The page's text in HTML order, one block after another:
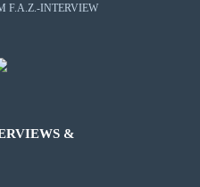
F.A.Z.-INTERVIEW
&